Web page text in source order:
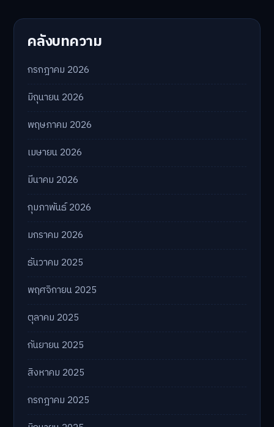
คลังบทความ
กรกฎาคม 2026
มิถุนายน 2026
พฤษภาคม 2026
เมษายน 2026
มีนาคม 2026
กุมภาพันธ์ 2026
มกราคม 2026
ธันวาคม 2025
พฤศจิกายน 2025
ตุลาคม 2025
กันยายน 2025
สิงหาคม 2025
กรกฎาคม 2025